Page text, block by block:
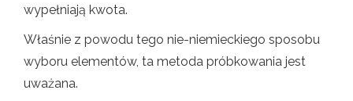
wypełniają kwota.
Właśnie z powodu tego nie-niemieckiego sposobu
wyboru elementów, ta metoda próbkowania jest
uważana.